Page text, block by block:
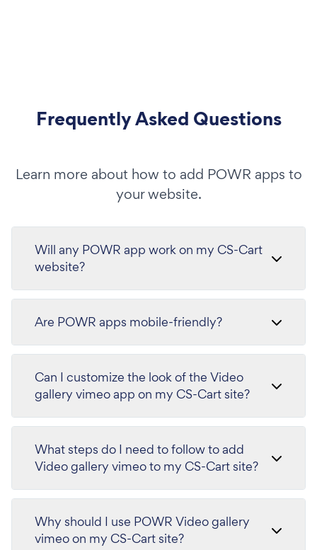
Frequently Asked Questions
Learn more about how to add POWR apps to
your website.
Will any POWR app work on my CS-Cart
website?
Are POWR apps mobile-friendly?
Can I customize the look of the Video
gallery vimeo app on my CS-Cart site?
What steps do I need to follow to add
Video gallery vimeo to my CS-Cart site?
Why should I use POWR Video gallery
vimeo on my CS-Cart site?